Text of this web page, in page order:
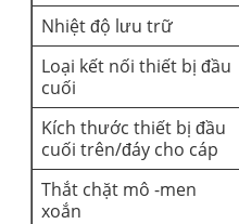
Nhiệt độ lưu trữ
Loại kết nối thiết bị đầu
cuối
Kích thước thiết bị đầu
cuối trên/đáy cho cáp
Thắt chặt mô -men
xoắn